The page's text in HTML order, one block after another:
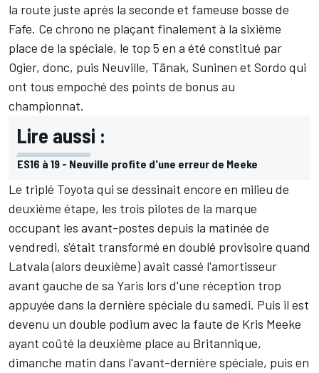
la route juste après la seconde et fameuse bosse de
Fafe. Ce chrono ne plaçant finalement à la sixième
place de la spéciale, le top 5 en a été constitué par
Ogier, donc, puis Neuville, Tänak, Suninen et Sordo qui
ont tous empoché des points de bonus au
championnat.
Lire aussi :
ES16 à 19 - Neuville profite d'une erreur de Meeke
Le triplé Toyota qui se dessinait encore en milieu de
deuxième étape, les trois pilotes de la marque
occupant les avant-postes depuis la matinée de
vendredi, s'était transformé en doublé provisoire quand
Latvala (alors deuxième) avait cassé l'amortisseur
avant gauche de sa Yaris lors d'une réception trop
appuyée dans la dernière spéciale du samedi. Puis il est
devenu un double podium avec la faute de Kris Meeke
ayant coûté la deuxième place au Britannique,
dimanche matin dans l'avant-dernière spéciale, puis en